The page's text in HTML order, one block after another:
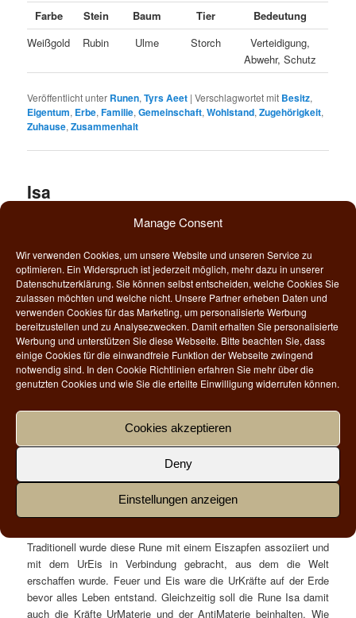
Manage Consent
Wir verwenden Cookies, um unsere Website und unseren Service zu
optimieren. Ein Widerspruch ist jederzeit möglich, mehr dazu in unserer
Datenschutzerklärung. Sie können selbst entscheiden, welche Cookies Sie
zulassen möchten und welche nicht. Unsere Partner erheben Daten und
verwenden Cookies für das Marketing, um personalisierte Werbung
bereitzustellen und zu Analysezwecken. Damit erhalten Sie personalisierte
Werbung und unterstützen Sie diese Webseite. Bitte beachten Sie, dass
einige Cookies für die einwandfreie Funktion der Webseite zwingend
notwendig sind. In den Cookie Richtlinien erfahren Sie mehr über die
genutzten Cookies und wie Sie die erteilte Einwilligung widerrufen können.
Cookies akzeptieren
Deny
Einstellungen anzeigen
Farbe Stein Baum Tier
Bedeutung
Weißgold
Rubin Ulme Storch
Verteidigung,
Abwehr, Schutz
Veröffentlicht unter Runen,Tyrs Aeet |Verschlagwortet mit Besitz,
Eigentum, Erbe,Familie,Gemeinschaft,Wohlstand,Zugehörigkeit,
Zuhause,Zusammenhalt
Isa
26. Dezember 2013
Isa ist die elfte Rune des älteren Futhark und beinhaltet die
zielgerichteten Kräfte der Ruhe, Isolation und Konzentration. So
versinnbildlicht sie die Macht der Stille und die Macht des Egos.
Sie kann aber auch emotionale Kälte und eine erstarrte
Gefühlswelt bedeuten.
Gottheit Element
(Eis)
Traditionell wurde diese Rune mit einem Eiszapfen assoziiert und
mit dem UrEis in Verbindung gebracht, aus dem die Welt
erschaffen wurde. Feuer und Eis ware die UrKräfte auf der Erde
bevor alles Leben entstand. Gleichzeitig soll die Rune Isa damit
auch die Kräfte UrMaterie und der AntiMaterie beinhalten. Wie